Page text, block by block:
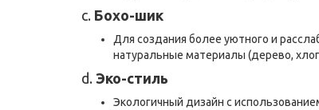
c. Бохо-шик
Для создания более уютного и
натуральные материалы (дерево,
d. Эко-стиль
Экологичный дизайн с